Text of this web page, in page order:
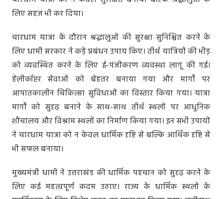
लिए सहज भी कर दिया।
चारधाम यात्रा के दौरान श्रद्धालुओं की सुरक्षा सुनिश्चित करने के
लिए धामी सरकार ने कड़े प्रबंधन उपाय किए। तीर्थ यात्रियों की भीड़
को व्यवस्थित करने के लिए ई-पंजीकरण व्यवस्था लागू की गई।
हेलीकॉप्टर सेवाओं को बेहतर बनाया गया और मार्गों पर
आपातकालीन चिकित्सा सुविधाओं का विस्तार किया गया। यात्रा
मार्गों को सुदृढ़ बनाने के साथ-साथ तीर्थ स्थलों पर आधुनिक
शौचालय और विश्राम स्थलों का निर्माण किया गया। इन सभी उपायों
ने चारधाम यात्रा को न केवल धार्मिक दृष्टि से बल्कि आर्थिक दृष्टि से
भी सफल बनाया।
मुख्यमंत्री धामी ने उत्तराखंड की धार्मिक पहचान को सुदृढ़ करने के
लिए कई महत्वपूर्ण कदम उठाए। राज्य के धार्मिक स्थलों के